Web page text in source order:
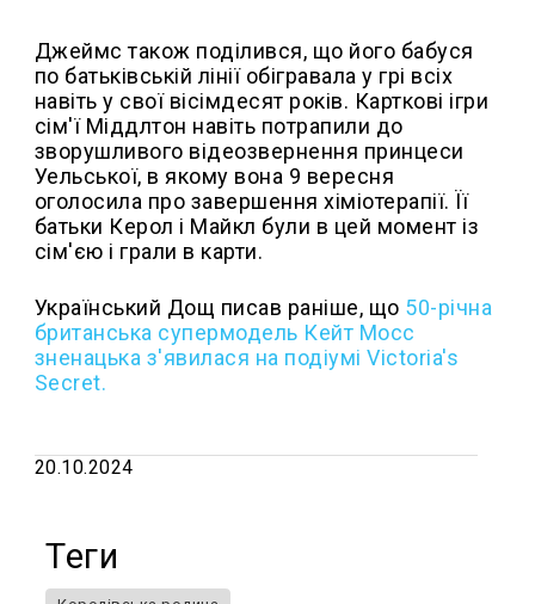
Джеймс також поділився, що його бабуся
по батьківській лінії обігравала у грі всіх
навіть у свої вісімдесят років. Карткові ігри
сім'ї Міддлтон навіть потрапили до
зворушливого відеозвернення принцеси
Уельської, в якому вона 9 вересня
оголосила про завершення хіміотерапії. Її
батьки Керол і Майкл були в цей момент із
сім'єю і грали в карти.
Український Дощ писав раніше, що 50-річна
британська супермодель Кейт Мосс
зненацька з'явилася на подіумі Victoria's
Secret.
20.10.2024
Теги